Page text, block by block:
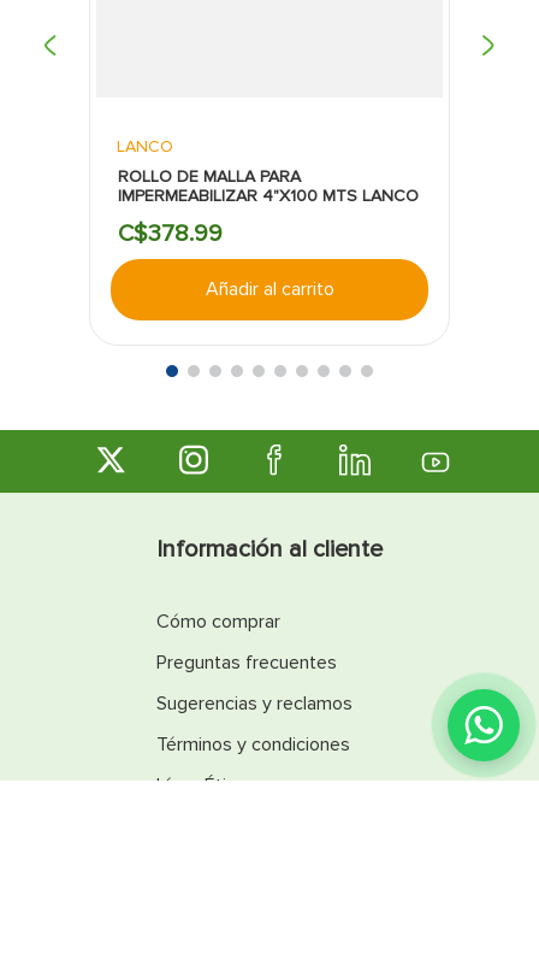
LANCO
ROLLO DE MALLA PARA
IMPERMEABILIZAR 4"X100 MTS LANCO
C$378.99
Añadir al carrito
Información al cliente
Cómo comprar
Preguntas frecuentes
Sugerencias y reclamos
Términos y condiciones
Línea Ética